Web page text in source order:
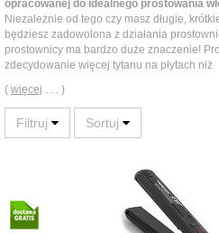
opracowanej do idealnego prostowania
Niezależnie od tego czy masz długie,
będziesz zadowolona z działania
prostownicy ma bardzo duże znaczenie!
zdecydowanie więcej tytanu na płytach niż
( więcej . . . )